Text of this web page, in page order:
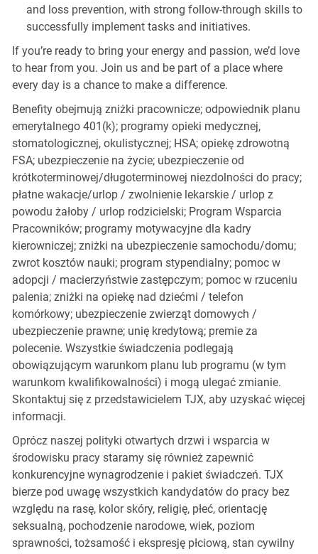
and loss prevention, with strong follow-through skills to
successfully implement tasks and initiatives.
If you’re ready to bring your energy and passion, we’d love
to hear from you. Join us and be part of a place where
every day is a chance to make a difference.
Benefity obejmują zniżki pracownicze; odpowiednik planu
emerytalnego 401(k); programy opieki medycznej,
stomatologicznej, okulistycznej; HSA; opiekę zdrowotną
FSA; ubezpieczenie na życie; ubezpieczenie od
krótkoterminowej/długoterminowej niezdolności do pracy;
płatne wakacje/urlop / zwolnienie lekarskie / urlop z
powodu żałoby / urlop rodzicielski; Program Wsparcia
Pracowników; programy motywacyjne dla kadry
kierowniczej; zniżki na ubezpieczenie samochodu/domu;
zwrot kosztów nauki; program stypendialny; pomoc w
adopcji / macierzyństwie zastępczym; pomoc w rzuceniu
palenia; zniżki na opiekę nad dziećmi / telefon
komórkowy; ubezpieczenie zwierząt domowych /
ubezpieczenie prawne; unię kredytową; premie za
polecenie. Wszystkie świadczenia podlegają
obowiązującym warunkom planu lub programu (w tym
warunkom kwalifikowalności) i mogą ulegać zmianie.
Skontaktuj się z przedstawicielem TJX, aby uzyskać więcej
informacji.
Oprócz naszej polityki otwartych drzwi i wsparcia w
środowisku pracy staramy się również zapewnić
konkurencyjne wynagrodzenie i pakiet świadczeń. TJX
bierze pod uwagę wszystkich kandydatów do pracy bez
względu na rasę, kolor skóry, religię, płeć, orientację
seksualną, pochodzenie narodowe, wiek, poziom
sprawności, tożsamość i ekspresję płciową, stan cywilny